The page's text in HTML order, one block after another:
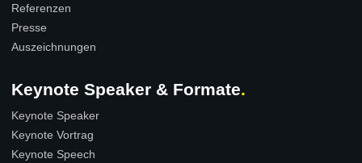
Referenzen
Presse
Auszeichnungen
Keynote Speaker & Formate
Keynote Speaker
Keynote Vortrag
Keynote Speech